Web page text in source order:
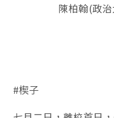
陳柏翰(政
#楔子